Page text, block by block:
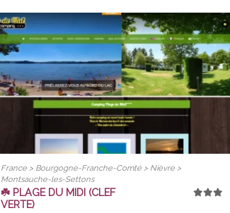
France > Bourgogne-Franche-Comté > Nièvre >
Montsauche-les-Settons
☘️ PLAGE DU MIDI (CLEF
VERTE)